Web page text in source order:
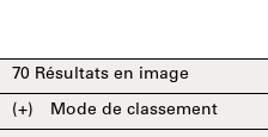
70 Résultats en image
(+)
Mode de classement